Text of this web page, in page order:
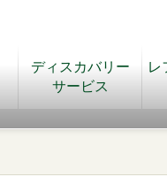
ディスカバリー
サービス
レ